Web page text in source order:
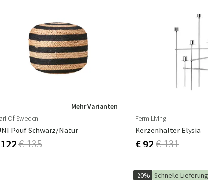
Mehr Varianten
Of Sweden
Pouf Schwarz/natur
€ 135
Ferm Living
Kerzenhalter Elysia
€ 92€ 131
-20% Schnelle Lieferung